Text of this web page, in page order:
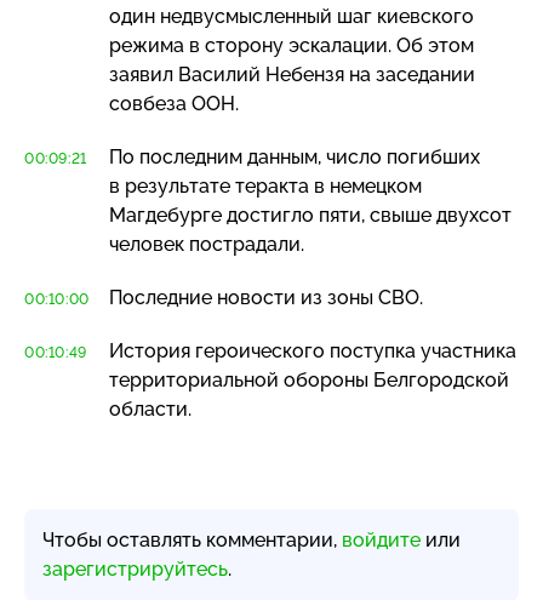
один недвусмысленный шаг киевского
режима в сторону эскалации. Об этом
заявил Василий Небензя на заседании
совбеза ООН.
00:09:21
По последним данным, число погибших
в результате теракта в немецком
Магдебурге достигло пяти, свыше двухсот
человек пострадали.
00:10:00 Последние новости из зоны СВО.
00:10:49
История героического поступка участника
территориальной обороны Белгородской
области.
Чтобы оставлять комментарии, войдите или
зарегистрируйтесь.